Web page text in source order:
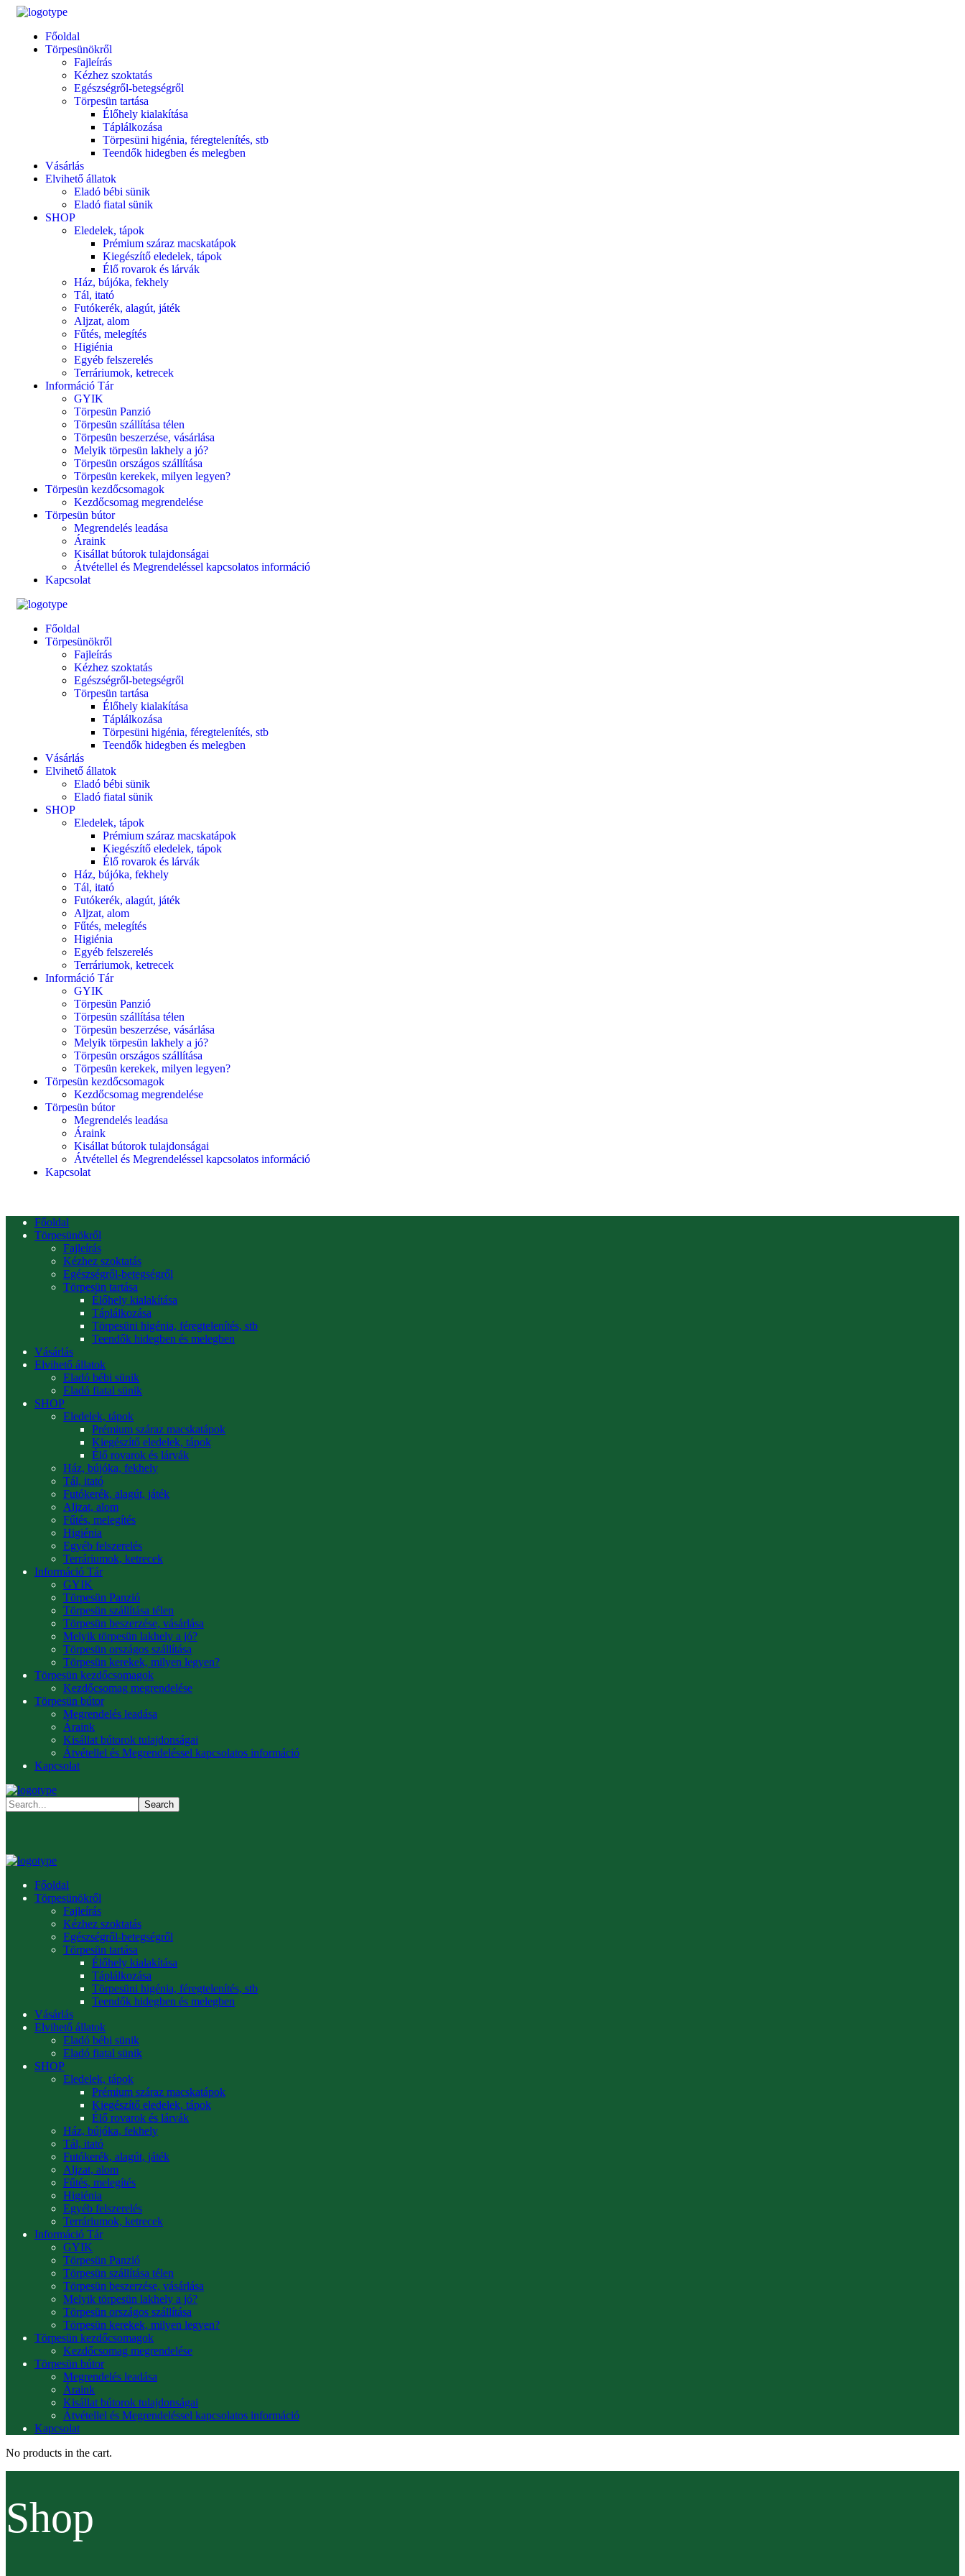
Főoldal
Törpesünökről
Fajleírás
Kézhez szoktatás
Egészségről-betegségről
Törpesün tartása
Élőhely kialakítása
Táplálkozása
Törpesüni higénia, féregtelenítés, stb
Teendők hidegben és melegben
Vásárlás
Elvihető állatok
Eladó bébi sünik
Eladó fiatal sünik
SHOP
Eledelek, tápok
Prémium száraz macskatápok
Kiegészítő eledelek, tápok
Élő rovarok és lárvák
Ház, bújóka, fekhely
Tál, itató
Futókerék, alagút, játék
Aljzat, alom
Fűtés, melegítés
Higiénia
Egyéb felszerelés
Terráriumok, ketrecek
Információ Tár
GYIK
Törpesün Panzió
Törpesün szállítása télen
Törpesün beszerzése, vásárlása
Melyik törpesün lakhely a jó?
Törpesün országos szállítása
Törpesün kerekek, milyen legyen?
Törpesün kezdőcsomagok
Kezdőcsomag megrendelése
Törpesün bútor
Megrendelés leadása
Áraink
Kisállat bútorok tulajdonságai
Átvétellel és Megrendeléssel kapcsolatos információ
Kapcsolat
Főoldal
Törpesünökről
Fajleírás
Kézhez szoktatás
Egészségről-betegségről
Törpesün tartása
Élőhely kialakítása
Táplálkozása
Törpesüni higénia, féregtelenítés, stb
Teendők hidegben és melegben
Vásárlás
Elvihető állatok
Eladó bébi sünik
Eladó fiatal sünik
SHOP
Eledelek, tápok
Prémium száraz macskatápok
Kiegészítő eledelek, tápok
Élő rovarok és lárvák
Ház, bújóka, fekhely
Tál, itató
Futókerék, alagút, játék
Aljzat, alom
Fűtés, melegítés
Higiénia
Egyéb felszerelés
Terráriumok, ketrecek
Információ Tár
GYIK
Törpesün Panzió
Törpesün szállítása télen
Törpesün beszerzése, vásárlása
Melyik törpesün lakhely a jó?
Törpesün országos szállítása
Törpesün kerekek, milyen legyen?
Törpesün kezdőcsomagok
Kezdőcsomag megrendelése
Törpesün bútor
Megrendelés leadása
Áraink
Kisállat bútorok tulajdonságai
Átvétellel és Megrendeléssel kapcsolatos információ
Kapcsolat
Főoldal
Törpesünökről
Fajleírás
Kézhez szoktatás
Egészségről-betegségről
Törpesün tartása
Élőhely kialakítása
Táplálkozása
Törpesüni higénia, féregtelenítés, stb
Teendők hidegben és melegben
Vásárlás
Elvihető állatok
Eladó bébi sünik
Eladó fiatal sünik
SHOP
Eledelek, tápok
Prémium száraz macskatápok
Kiegészítő eledelek, tápok
Élő rovarok és lárvák
Ház, bújóka, fekhely
Tál, itató
Futókerék, alagút, játék
Aljzat, alom
Fűtés, melegítés
Higiénia
Egyéb felszerelés
Terráriumok, ketrecek
Információ Tár
GYIK
Törpesün Panzió
Törpesün szállítása télen
Törpesün beszerzése, vásárlása
Melyik törpesün lakhely a jó?
Törpesün országos szállítása
Törpesün kerekek, milyen legyen?
Törpesün kezdőcsomagok
Kezdőcsomag megrendelése
Törpesün bútor
Megrendelés leadása
Áraink
Kisállat bútorok tulajdonságai
Átvétellel és Megrendeléssel kapcsolatos információ
Kapcsolat
Főoldal
Törpesünökről
Fajleírás
Kézhez szoktatás
Egészségről-betegségről
Törpesün tartása
Élőhely kialakítása
Táplálkozása
Törpesüni higénia, féregtelenítés, stb
Teendők hidegben és melegben
Vásárlás
Elvihető állatok
Eladó bébi sünik
Eladó fiatal sünik
SHOP
Eledelek, tápok
Prémium száraz macskatápok
Kiegészítő eledelek, tápok
Élő rovarok és lárvák
Ház, bújóka, fekhely
Tál, itató
Futókerék, alagút, játék
Aljzat, alom
Fűtés, melegítés
Higiénia
Egyéb felszerelés
Terráriumok, ketrecek
Információ Tár
GYIK
Törpesün Panzió
Törpesün szállítása télen
Törpesün beszerzése, vásárlása
Melyik törpesün lakhely a jó?
Törpesün országos szállítása
Törpesün kerekek, milyen legyen?
Törpesün kezdőcsomagok
Kezdőcsomag megrendelése
Törpesün bútor
Megrendelés leadása
Áraink
Kisállat bútorok tulajdonságai
Átvétellel és Megrendeléssel kapcsolatos információ
Kapcsolat
No products in the cart.
Shop